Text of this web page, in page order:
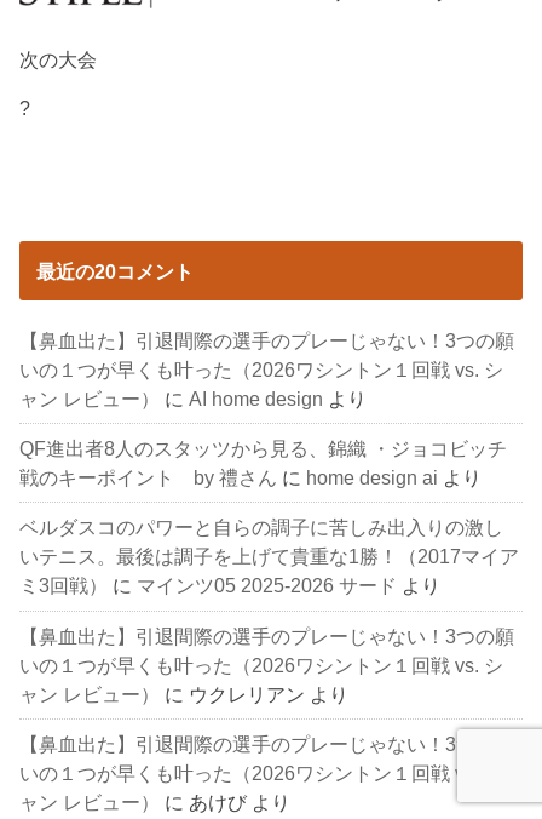
次の大会
?
最近の20コメント
【鼻血出た】引退間際の選手のプレーじゃない！3つの願
いの１つが早くも叶った（2026ワシントン１回戦 vs. シ
ャン レビュー）
に AI home design より
QF進出者8人のスタッツから見る、錦織 ・ジョコビッチ
戦のキーポイント by 禮さん に home design ai より
ベルダスコのパワーと自らの調子に苦しみ出入りの激し
いテニス。最後は調子を上げて貴重な1勝！（2017マイア
ミ3回戦）
に マインツ05 2025-2026 サード より
【鼻血出た】引退間際の選手のプレーじゃない！3つの願
いの１つが早くも叶った（2026ワシントン１回戦 vs. シ
ャン レビュー）
に ウクレリアン より
【鼻血出た】引退間際の選手のプレーじゃない！3つの願
いの１つが早くも叶った（2026ワシントン１回戦 vs. シ
ャン レビュー）
に あけび より